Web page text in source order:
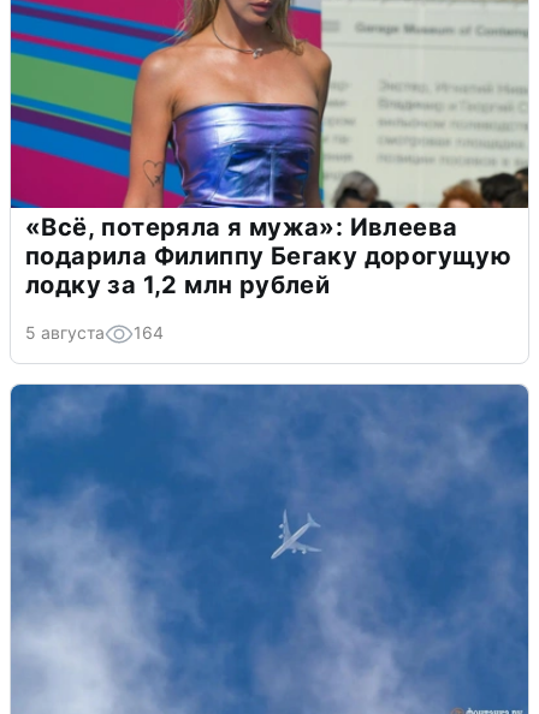
«Всё, потеряла я мужа»: Ивлеева
подарила Филиппу Бегаку дорогущую
лодку за 1,2 млн рублей
5 августа 164